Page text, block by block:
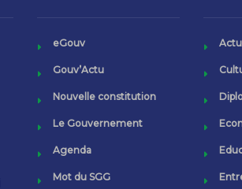
eGouv
Gouv’Actu
Nouvelle constitution
Le Gouvernement
Agenda
Mot du SGG